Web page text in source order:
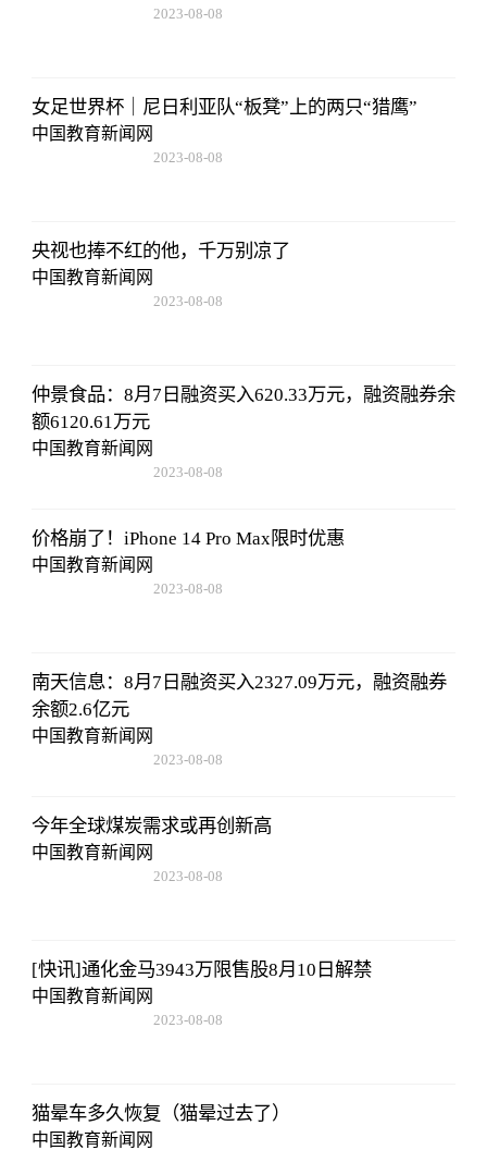
2023-08-08
女足世界杯｜尼日利亚队“板凳”上的两只“猎鹰”
中国教育新闻网
2023-08-08
央视也捧不红的他，千万别凉了
中国教育新闻网
2023-08-08
仲景食品：8月7日融资买入620.33万元，融资融券余
额6120.61万元
中国教育新闻网
2023-08-08
价格崩了！iPhone 14 Pro Max限时优惠
中国教育新闻网
2023-08-08
南天信息：8月7日融资买入2327.09万元，融资融券
余额2.6亿元
中国教育新闻网
2023-08-08
今年全球煤炭需求或再创新高
中国教育新闻网
2023-08-08
[快讯]通化金马3943万限售股8月10日解禁
中国教育新闻网
2023-08-08
猫晕车多久恢复（猫晕过去了）
中国教育新闻网